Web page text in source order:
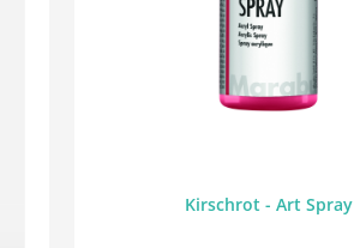
Kirschrot - Art Spray